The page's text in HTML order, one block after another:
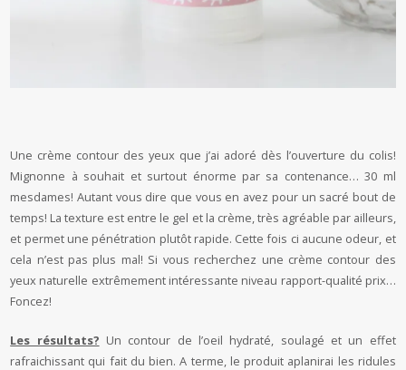
Une crème contour des yeux que j’ai adoré dès l’ouverture du colis!
Mignonne à souhait et surtout énorme par sa contenance… 30 ml
mesdames! Autant vous dire que vous en avez pour un sacré bout de
temps! La texture est entre le gel et la crème, très agréable par ailleurs,
et permet une pénétration plutôt rapide. Cette fois ci aucune odeur, et
cela n’est pas plus mal! Si vous recherchez une crème contour des
yeux naturelle extrêmement intéressante niveau rapport-qualité prix…
Foncez!
Les résultats? Un contour de l’oeil hydraté, soulagé et un effet
rafraichissant qui fait du bien. A terme, le produit aplanirai les ridules